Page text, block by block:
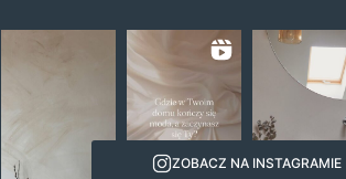
ZOBACZ NA INSTAGRAMIE